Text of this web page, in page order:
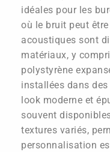
idéales pour les
où le bruit peut
acoustiques sont
matériaux, y
polystyrène
installées dans
look moderne et
souvent
textures variés,
personnalisation